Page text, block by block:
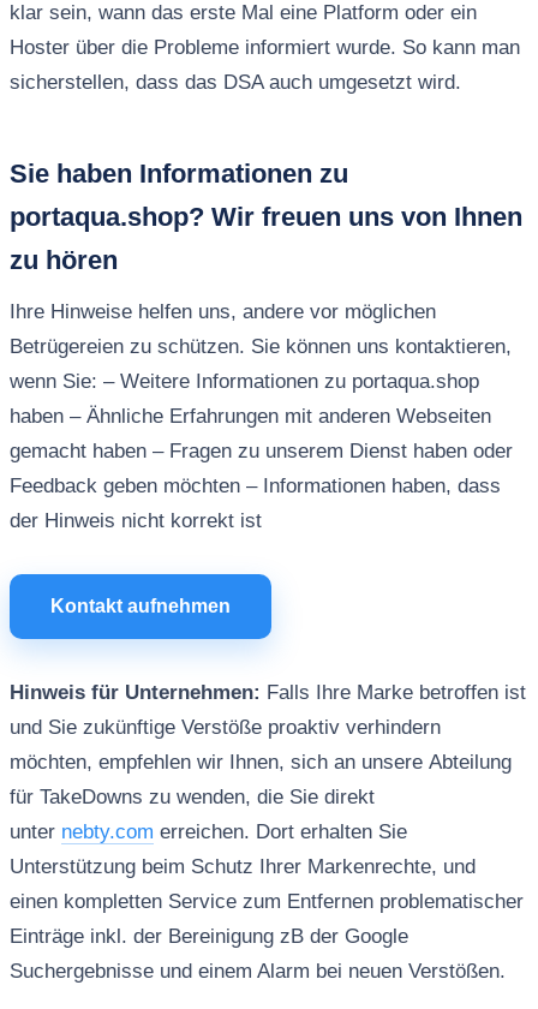
klar sein, wann das erste Mal eine Platform oder ein
Hoster über die Probleme informiert wurde. So kann man
sicherstellen, dass das DSA auch umgesetzt wird.
Sie haben Informationen zu
portaqua.shop? Wir freuen uns von Ihnen
zu hören
Ihre Hinweise helfen uns, andere vor möglichen
Betrügereien zu schützen. Sie können uns kontaktieren,
wenn Sie: – Weitere Informationen zu portaqua.shop
haben – Ähnliche Erfahrungen mit anderen Webseiten
gemacht haben – Fragen zu unserem Dienst haben oder
Feedback geben möchten – Informationen haben, dass
der Hinweis nicht korrekt ist
Kontakt aufnehmen
Hinweis für Unternehmen: Falls Ihre Marke betroffen ist
und Sie zukünftige Verstöße proaktiv verhindern
möchten, empfehlen wir Ihnen, sich an unsere Abteilung
für TakeDowns zu wenden, die Sie direkt
unter nebty.com erreichen. Dort erhalten Sie
Unterstützung beim Schutz Ihrer Markenrechte, und
einen kompletten Service zum Entfernen problematischer
Einträge inkl. der Bereinigung zB der Google
Suchergebnisse und einem Alarm bei neuen Verstößen.